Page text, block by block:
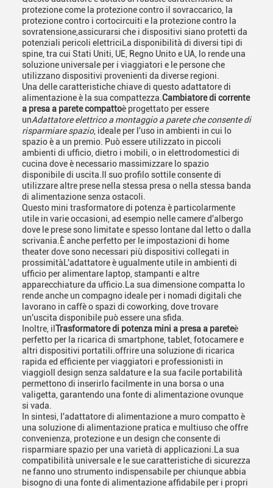
protezione come la protezione contro il sovraccarico, la
protezione contro i cortocircuiti e la protezione contro la
sovratensione,assicurarsi che i dispositivi siano protetti da
potenziali pericoli elettriciLa disponibilità di diversi tipi di
spine, tra cui Stati Uniti, UE, Regno Unito e UA, lo rende una
soluzione universale per i viaggiatori e le persone che
utilizzano dispositivi provenienti da diverse regioni.
Una delle caratteristiche chiave di questo adattatore di
alimentazione è la sua compattezza. Cambiatore di corrente
a presa a parete compattoè progettato per essere
unAdattatore elettrico a montaggio a parete che consente di
risparmiare spazio, ideale per l'uso in ambienti in cui lo
spazio è a un premio. Può essere utilizzato in piccoli
ambienti di ufficio, dietro i mobili, o in elettrodomestici di
cucina dove è necessario massimizzare lo spazio
disponibile di uscita.Il suo profilo sottile consente di
utilizzare altre prese nella stessa presa o nella stessa banda
di alimentazione senza ostacoli.
Questo mini trasformatore di potenza è particolarmente
utile in varie occasioni, ad esempio nelle camere d'albergo
dove le prese sono limitate e spesso lontane dal letto o dalla
scrivania.È anche perfetto per le impostazioni di home
theater dove sono necessari più dispositivi collegati in
prossimitàL'adattatore è ugualmente utile in ambienti di
ufficio per alimentare laptop, stampanti e altre
apparecchiature da ufficio.La sua dimensione compatta lo
rende anche un compagno ideale per i nomadi digitali che
lavorano in caffè o spazi di coworking, dove trovare
un'uscita disponibile può essere una sfida.
Inoltre, il Trasformatore di potenza mini a presa a pareteè
perfetto per la ricarica di smartphone, tablet, fotocamere e
altri dispositivi portatili.offrire una soluzione di ricarica
rapida ed efficiente per viaggiatori e professionisti in
viaggioIl design senza saldature e la sua facile portabilità
permettono di inserirlo facilmente in una borsa o una
valigetta, garantendo una fonte di alimentazione ovunque
si vada.
In sintesi, l'adattatore di alimentazione a muro compatto è
una soluzione di alimentazione pratica e multiuso che offre
convenienza, protezione e un design che consente di
risparmiare spazio per una varietà di applicazioni.La sua
compatibilità universale e le sue caratteristiche di sicurezza
ne fanno uno strumento indispensabile per chiunque abbia
bisogno di una fonte di alimentazione affidabile per i propri